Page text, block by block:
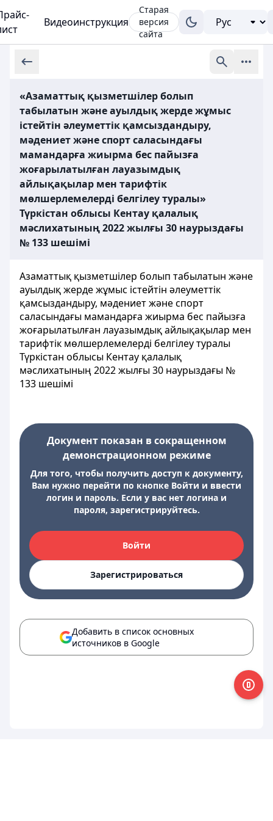
Видеоинструкция
Старая
версия
сайта
«Азаматтық қызметшілер болып
табылатын және ауылдық жерде жұмыс
iстейтiн әлеуметтiк қамсыздандыру,
мәдениет және спорт саласындағы
мамандарға жиырма бес пайызға
жоғарылатылған лауазымдық
айлықақылар мен тарифтік
мөлшерлемелерді белгілеу туралы»
Түркістан облысы Кентау қалалық
мәслихатының 2022 жылғы 30 наурыздағы
№ 133 шешiмi
Азаматтық қызметшілер болып табылатын және
ауылдық жерде жұмыс iстейтiн әлеуметтiк
қамсыздандыру, мәдениет және спорт
саласындағы мамандарға жиырма бес пайызға
жоғарылатылған лауазымдық айлықақылар мен
тарифтік мөлшерлемелерді белгілеу туралы
Түркістан облысы Кентау қалалық
мәслихатының 2022 жылғы 30 наурыздағы №
133 шешiмi
Документ показан в сокращенном
демонстрационном режиме
Для того, чтобы получить доступ к документу,
Вам нужно перейти по кнопке Войти и ввести
логин и пароль. Если у вас нет логина и
пароля, зарегистрируйтесь.
Войти
Зарегистрироваться
Добавить в список основных
источников в Google